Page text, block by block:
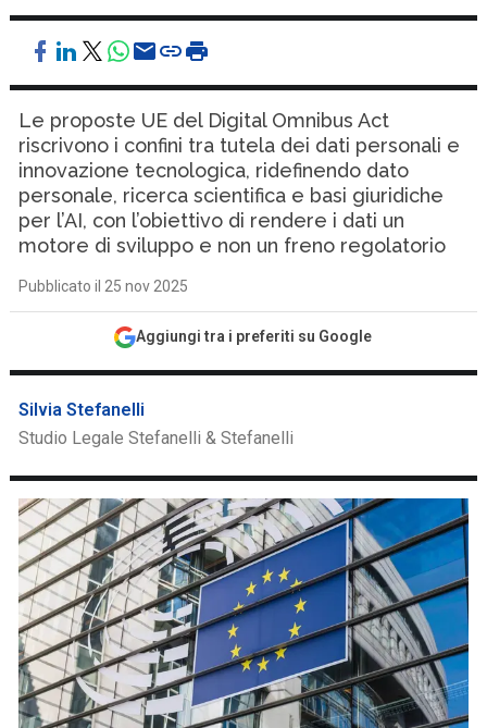
Le proposte UE del Digital Omnibus Act
riscrivono i confini tra tutela dei dati personali e
innovazione tecnologica, ridefinendo dato
personale, ricerca scientifica e basi giuridiche
per l’AI, con l’obiettivo di rendere i dati un
motore di sviluppo e non un freno regolatorio
Pubblicato il 25 nov 2025
Aggiungi tra i preferiti su Google
Silvia Stefanelli
Studio Legale Stefanelli & Stefanelli